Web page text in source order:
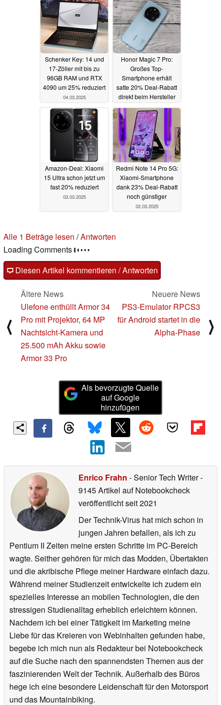
Schenker Key: 14 und
17-Zöller mit bis zu
96GB RAM und RTX
4090 um 25% reduziert
04.03.2025
Honor Magic 7 Pro:
Großes Top-
Smartphone erhält
satte 20% Deal-Rabatt
direkt beim Hersteller
03.03.2025
Amazon-Deal: Xiaomi
15 Ultra schon jetzt um
fast 20% reduziert
03.03.2025
Redmi Note 14 Pro 5G:
Xiaomi-Smartphone
dank 23% Deal-Rabatt
noch günstiger
02.03.2025
Alle 1 Beträge lesen /Antworten
Loading Comments
Diesen Artikel kommentieren / Antworten
⟨
Ältere News
Ulefone enthüllt Armor 34
Pro mit Projektor, 64 MP
Nachtsicht-Kamera und
25.500 mAh Akku sowie
Armor 33 Pro
Neuere News
PS3-Emulator RPCS3
für Android startet in die
Alpha-Phase
⟩
Als bevorzugte Quelle
auf Google
hinzufügen
Enrico Frahn - Senior Tech Writer-
9145 Artikel auf Notebookcheck
veröffentlichtseit 2021
Der Technik-Virus hat mich schon in
jungen Jahren befallen, als ich zu
Pentium II Zeiten meine ersten Schritte im PC-Bereich
wagte. Seither gehören für mich das Modden, Übertakten
und die akribische Pflege meiner Hardware einfach dazu.
Während meiner Studienzeit entwickelte ich zudem ein
spezielles Interesse an mobilen Technologien, die den
stressigen Studienalltag erheblich erleichtern können.
Nachdem ich bei einer Tätigkeit im Marketing meine
Liebe für das Kreieren von Webinhalten gefunden habe,
begebe ich mich nun als Redakteur bei Notebookcheck
auf die Suche nach den spannendsten Themen aus der
faszinierenden Welt der Technik. Außerhalb des Büros
hege ich eine besondere Leidenschaft für den Motorsport
und das Mountainbiking.